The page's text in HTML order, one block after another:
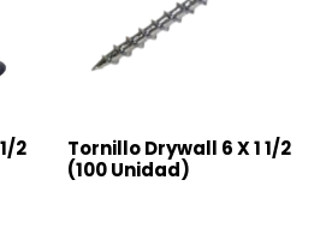
2
Tornillo Drywall 6 X 1 1/2
(100 Unidad)